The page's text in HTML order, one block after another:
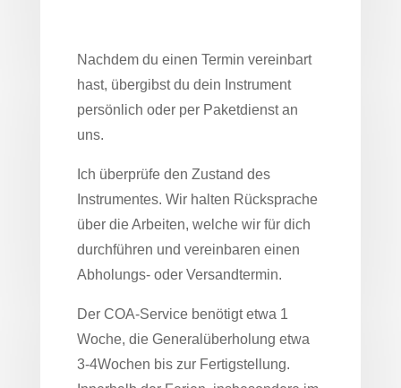
Nachdem du einen Termin vereinbart
hast, übergibst du dein Instrument
persönlich oder per Paketdienst an
uns.
Ich überprüfe den Zustand des
Instrumentes. Wir halten Rücksprache
über die Arbeiten, welche wir für dich
durchführen und vereinbaren einen
Abholungs- oder Versandtermin.
Der COA-Service benötigt etwa 1
Woche, die Generalüberholung etwa
3-4Wochen bis zur Fertigstellung.